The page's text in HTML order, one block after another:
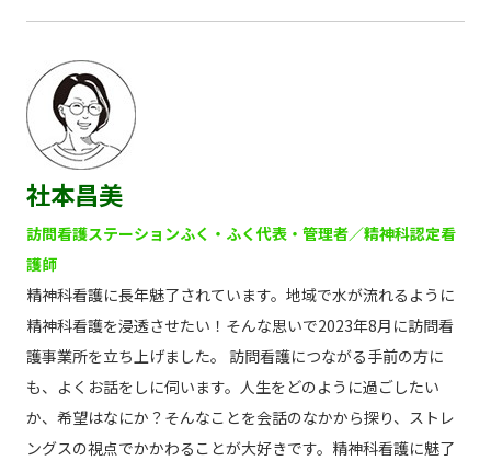
社本昌美
訪問看護ステーションふく・ふく代表・管理者／精神科認定看
護師
精神科看護に長年魅了されています。地域で水が流れるように
精神科看護を浸透させたい！そんな思いで2023年8月に訪問看
護事業所を立ち上げました。 訪問看護につながる手前の方に
も、よくお話をしに伺います。人生をどのように過ごしたい
か、希望はなにか？そんなことを会話のなかから探り、ストレ
ングスの視点でかかわることが大好きです。精神科看護に魅了